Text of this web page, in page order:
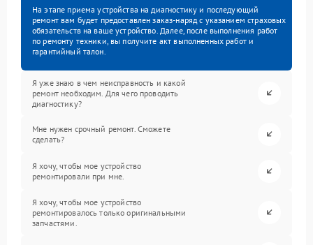
На этапе приема устройства на диагностику и последующий
ремонт вам будет предоставлен заказ-наряд с указанием страховых
обязательств на ваше устройство. Далее, после выполнения работ
по ремонту техники, вы получите акт выполненных работ и
гарантийный талон.
Я уже знаю в чем неисправность и какой
ремонт необходим. Для чего проводить
диагностику?
Мне нужен срочный ремонт. Сможете
сделать?
Я хочу, чтобы мое устройство
ремонтировали при мне.
Я хочу, чтобы мое устройство
ремонтировалось только оригинальными
запчастями.